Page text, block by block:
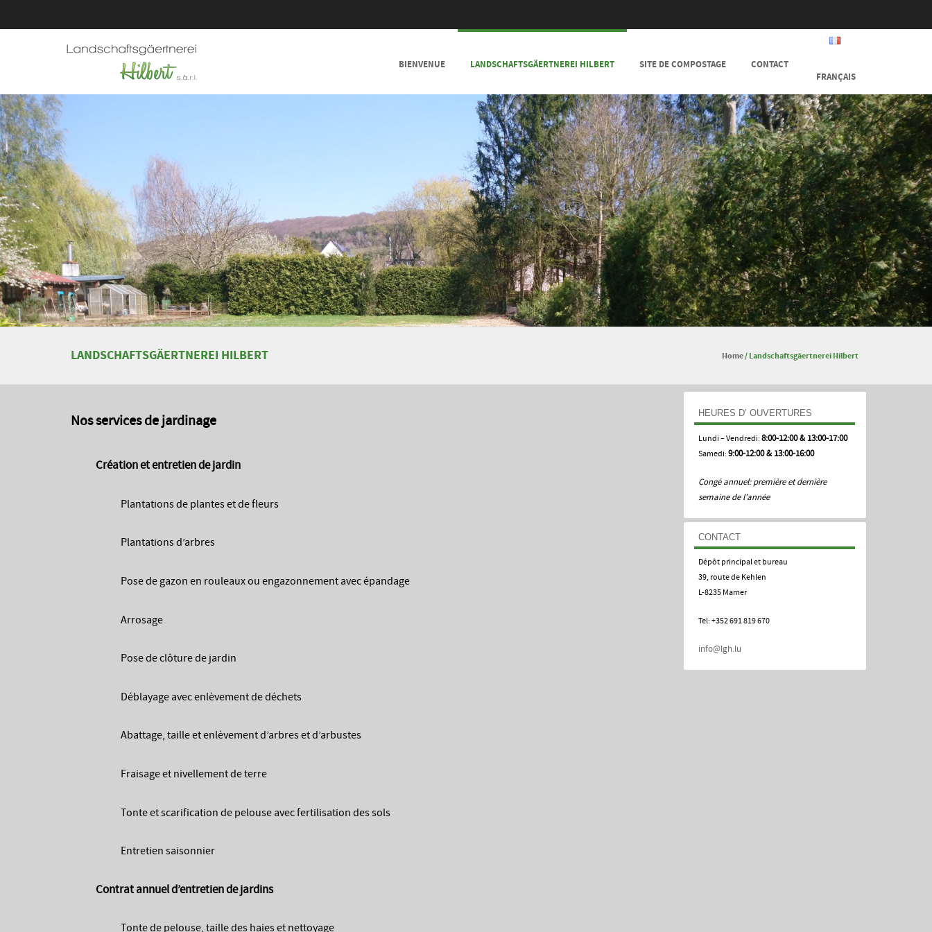
BIENVENUE LANDSCHAFTSGÄERTNEREI HILBERT SITE DE COMPOSTAGE
CONTACT
FRANÇAIS
LANDSCHAFTSGÄERTNEREI HILBERT Home/Landschaftsgäertnerei Hilbert
Nos services de jardinage
Création et entretien de jardin
Plantations de plantes et de fleurs
Plantations d’arbres
Pose de gazon en rouleaux ou engazonnement avec épandage
Arrosage
Pose de clôture de jardin
Déblayage avec enlèvement de déchets
Abattage, taille et enlèvement d’arbres et d’arbustes
Fraisage et nivellement de terre
Tonte et scarification de pelouse avec fertilisation des sols
Entretien saisonnier
Contrat annuel d’entretien de jardins
Tonte de pelouse, taille des haies et nettoyage
HEURES D’ OUVERTURES
Lundi – Vendredi:8:00-12:00 & 13:00-17:00
Samedi:9:00-12:00 & 13:00-16:00
Congé annuel: première et dernière
semaine de l’année
CONTACT
Dépôt principal et bureau
39, route de Kehlen
L-8235 Mamer
Tel: +352 691 819 670
info@lgh.lu